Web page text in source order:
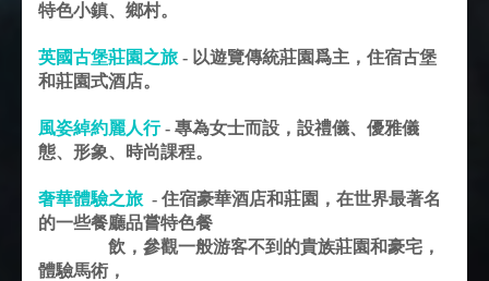
特色小鎮、鄉村。
英國古堡莊園之旅 - 以遊覽傳統莊園爲主，住宿古堡
和莊園式酒店。
風姿綽約麗人行- 專為女士而設，設禮儀、優雅儀
態、形象、時尚課程。
奢華體驗之旅 - 住宿豪華酒店和莊園，在世界最著名
的一些餐廳品嘗特色餐
飲，參觀一般游客不到的貴族莊園和豪宅，
體驗馬術，